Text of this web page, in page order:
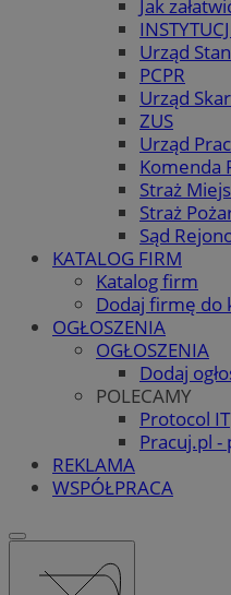
Jak
Urząd
PCPR
Urząd
ZUS
Urząd
Komenda
Straż
Straż
Sąd
KATALOG FIRM
Katalog firm
Dodaj firmę do
OGŁOSZENIA
OGŁOSZENIA
Dodaj
POLECAMY
Protocol IT
Pracuj.pl -
REKLAMA
WSPÓŁPRACA